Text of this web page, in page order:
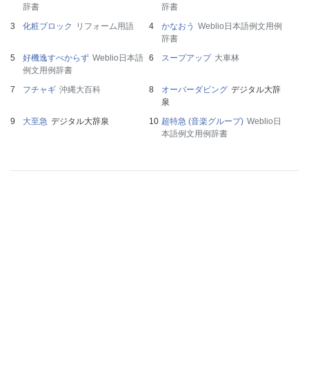
辞書
辞書
化粧ブロック
リフォーム用語 かなおう Weblio日本語例文用例
辞書
好機逸すべからず Weblio日本語
例文用例辞書
スープアップ 大車林
フチャギ 沖縄大百科 オーバーダビング デジタル大辞
泉
大至急 デジタル大辞泉 超特急 (音楽グループ) Weblio日
本語例文用例辞書